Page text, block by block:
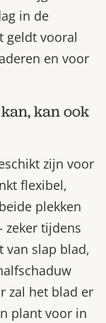
in de
geldt vooral
en voor
kan ook
zijn voor
flexibel,
plekken
zeker tijdens
van slap blad,
zal het blad er
plant voor in